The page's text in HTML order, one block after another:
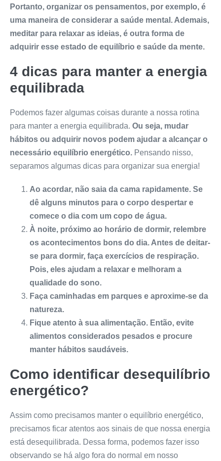
Portanto, organizar os pensamentos, por exemplo, é
uma maneira de considerar a saúde mental. Ademais,
meditar para relaxar as ideias, é outra forma de
adquirir esse estado de equilíbrio e saúde da mente.
4 dicas para manter a energia
equilibrada
Podemos fazer algumas coisas durante a nossa rotina
para manter a energia equilibrada. Ou seja, mudar
hábitos ou adquirir novos podem ajudar a alcançar o
necessário equilíbrio energético. Pensando nisso,
separamos algumas dicas para organizar sua energia!
Ao acordar, não saia da cama rapidamente. Se
dê alguns minutos para o corpo despertar e
comece o dia com um copo de água.
À noite, próximo ao horário de dormir, relembre
os acontecimentos bons do dia. Antes de deitar-
se para dormir, faça exercícios de respiração.
Pois, eles ajudam a relaxar e melhoram a
qualidade do sono.
Faça caminhadas em parques e aproxime-se da
natureza.
Fique atento à sua alimentação. Então, evite
alimentos considerados pesados e procure
manter hábitos saudáveis.
Como identificar desequilíbrio
energético?
Assim como precisamos manter o equilíbrio energético,
precisamos ficar atentos aos sinais de que nossa energia
está desequilibrada. Dessa forma, podemos fazer isso
observando se há algo fora do normal em nosso